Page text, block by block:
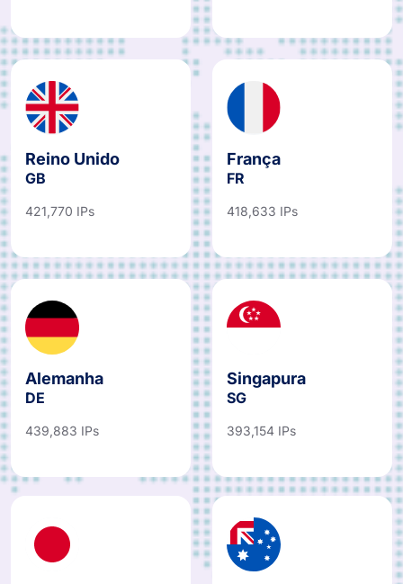
Reino Unido
GB
421,770 IPs
França
FR
418,633 IPs
Alemanha
DE
439,883 IPs
Singapura
SG
393,154 IPs